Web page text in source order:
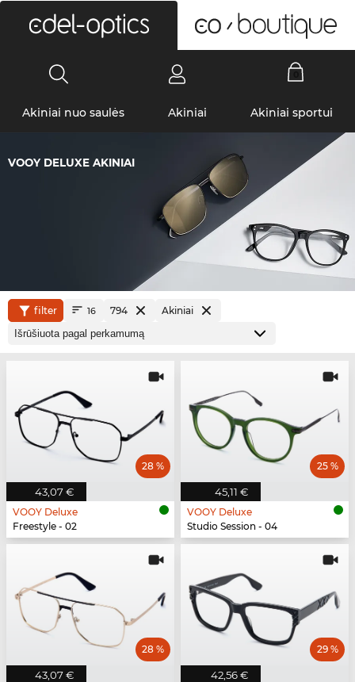
Akiniai nuo saulės Akiniai Akiniai sportui
VOOY DELUXE AKINIAI
filter 16 794 Akiniai
43,07 €
28 %
VOOY Deluxe
Freestyle - 02
45,11 €
25 %
VOOY Deluxe
Studio Session - 04
43,07 €
28 %
42,56 €
29 %